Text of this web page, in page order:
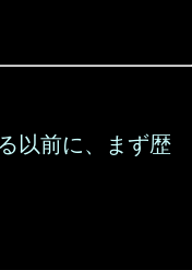
以前に、まず歴